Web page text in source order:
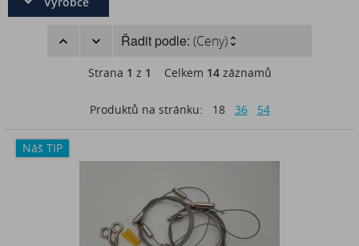
Řadit podle: (Ceny)
Strana 1 z 1 Celkem 14záznamů
Produktů na stránku: 18 36 54
Náš TIP